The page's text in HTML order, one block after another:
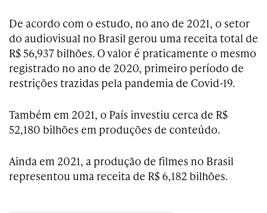
De acordo com o estudo, no ano de 2021, o setor
do audiovisual no Brasil gerou uma receita total de
R$ 56,937 bilhões. O valor é praticamente o mesmo
registrado no ano de 2020, primeiro período de
restrições trazidas pela pandemia de Covid-19.
Também em 2021, o País investiu cerca de R$
52,180 bilhões em produções de conteúdo.
Ainda em 2021, a produção de filmes no Brasil
representou uma receita de R$ 6,182 bilhões.